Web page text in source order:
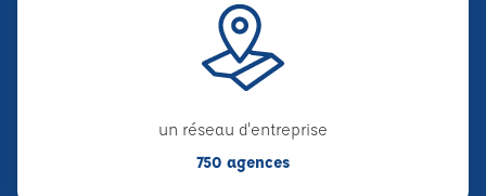
un réseau d'entreprise
750 agences